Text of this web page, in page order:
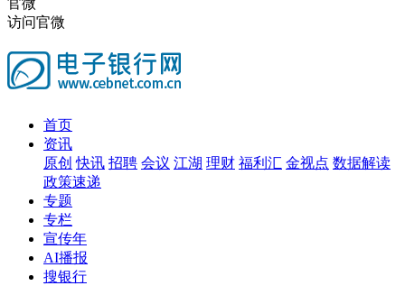
官微
访问官微
首页
资讯
原创 快讯 招聘 会议 江湖 理财 福利汇 金视点 数据解读
政策速递
专题
专栏
宣传年
AI播报
搜银行